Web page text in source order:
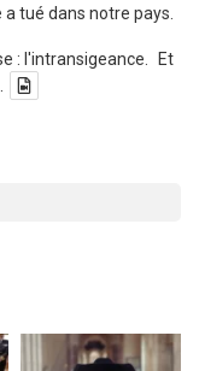
tué dans notre pays.
: l'intransigeance. Et